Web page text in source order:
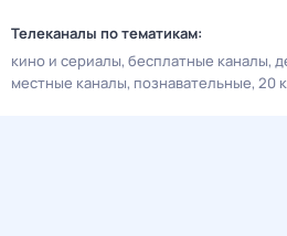
Телеканалы по тематикам:
кино и сериалы бесплатные каналы
местные каналы познавательные 20